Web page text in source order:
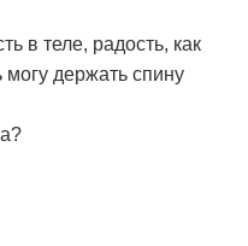
в теле, радость, как
могу держать спину